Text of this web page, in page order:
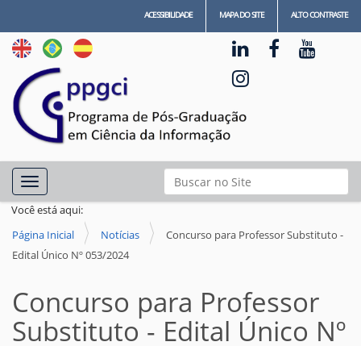
ACESSIBILIDADE MAPA DO SITE ALTO CONTRASTE
Busca
Busca Avançada…
Toggle navigation
Você está aqui:
Página Inicial
Notícias
Concurso para Professor Substituto -
Edital Único Nº 053/2024
Concurso para Professor
Substituto - Edital Único Nº